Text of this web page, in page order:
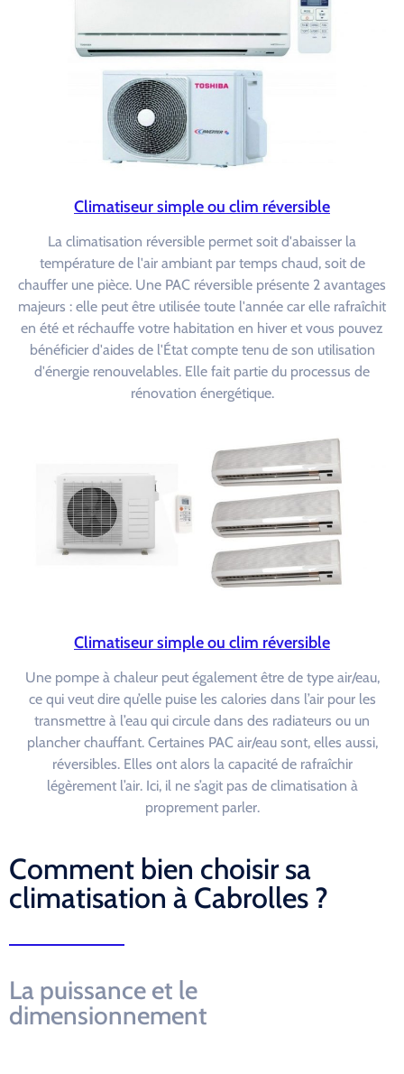
Climatiseur simple ou clim réversible
La climatisation réversible permet soit d'abaisser la
température de l'air ambiant par temps chaud, soit de
chauffer une pièce. Une PAC réversible présente 2 avantages
majeurs : elle peut être utilisée toute l'année car elle rafraîchit
en été et réchauffe votre habitation en hiver et vous pouvez
bénéficier d'aides de l'État compte tenu de son utilisation
d'énergie renouvelables. Elle fait partie du processus de
rénovation énergétique.
Climatiseur simple ou clim réversible
Une pompe à chaleur peut également être de type air/eau,
ce qui veut dire qu’elle puise les calories dans l’air pour les
transmettre à l’eau qui circule dans des radiateurs ou un
plancher chauffant. Certaines PAC air/eau sont, elles aussi,
réversibles. Elles ont alors la capacité de rafraîchir
légèrement l’air. Ici, il ne s’agit pas de climatisation à
proprement parler.
Comment bien choisir sa
climatisation à Cabrolles ?
La puissance et le
dimensionnement